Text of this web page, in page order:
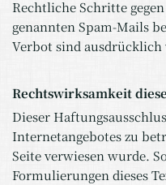
Rechtliche Schritte
genannten Spam-Mails
Verbot sind ausdrücklich
Rechtswirksamkeit
Dieser
Internetangebotes zu
Seite verwiesen wurde.
Formulierungen dieses